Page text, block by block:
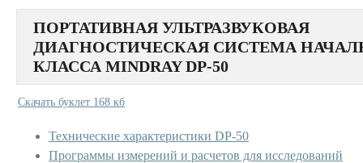
ПОРТАТИВНАЯ УЛЬТРАЗВУКОВАЯ
ДИАГНОСТИЧЕСКАЯ СИСТЕМА
КЛАССА MINDRAY DP-50
Скачать буклет 168 кб
Технические характеристики DP-50
Программы измерений и расчетов для исследований